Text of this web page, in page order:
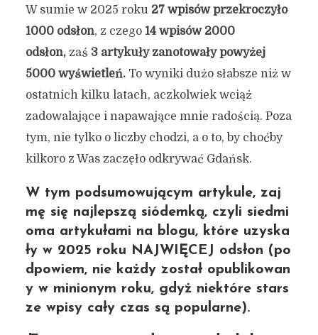
W sumie w 2025 roku 27 wpisów przekroczyło
1000 odsłon, z czego 14 wpisów 2000
odsłon, zaś 3 artykuły zanotowały powyżej
5000 wyświetleń.To wyniki dużo słabsze niż w
ostatnich kilku latach, aczkolwiek wciąż
zadowalające i napawające mnie radością. Poza
tym, nie tylko o liczby chodzi, a o to, by choćby
kilkoro z Was zaczęło odkrywać Gdańsk.
W tym podsumowującym artykule, zaj
mę się najlepszą siódemką, czyli siedmi
oma artykułami na blogu, które uzyska
ły w 2025 roku NAJWIĘCEJ odsłon (po
dpowiem, nie każdy został opublikowan
y w minionym roku, gdyż niektóre stars
ze wpisy cały czas są popularne).